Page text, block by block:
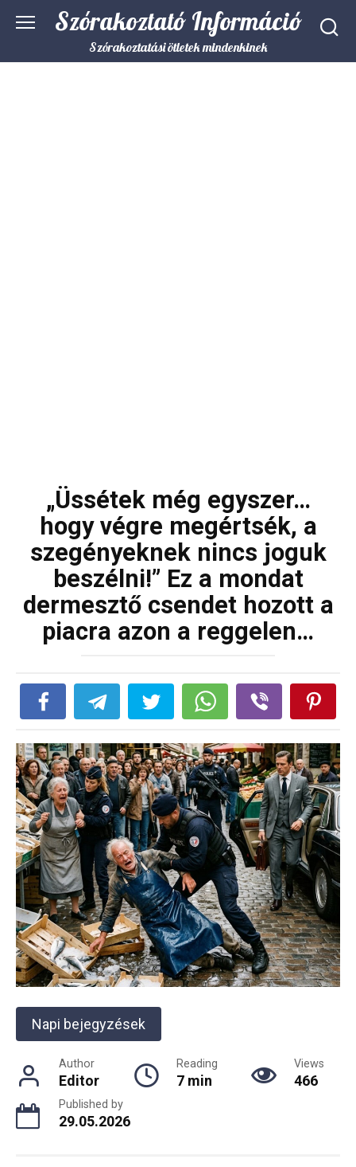
Szórakoztató Információ
Szórakoztatási ötletek mindenkinek
„Üssétek még egyszer…
hogy végre megértsék, a
szegényeknek nincs joguk
beszélni!” Ez a mondat
dermesztő csendet hozott a
piacra azon a reggelen…
Napi bejegyzések
Author
Editor
Reading
7 min
Views
466
Published by
29.05.2026